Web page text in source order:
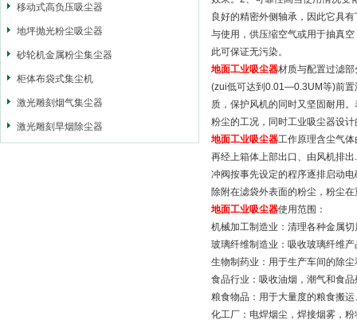
移动式高负压吸尘器
地坪抛光粉尘吸尘器
砂轮机金属粉尘集尘器
柜体布袋式集尘机
激光雕刻烟气集尘器
激光雕刻旱烟除尘器
良好的精密外侧轴承，因此它具
与使用，供压缩空气或用于抽真
此可保证无污染。
地面工业吸尘器材质与配置过滤
(zui低可达到0.01—0.3UM等)前置
质，保护风机的同时又坚固耐用
粉尘的工况，同时工业吸尘器设
地面工业吸尘器工作原理含尘气
再经上箱体上部出口、由风机排
冲阀按事先设定的程序逐排启动
除附在滤袋外表面的粉尘，粉尘
地面工业吸尘器使用范围：
机械加工制造业：清理各种金属
玻璃纤维制造业：吸收玻璃纤维
生物制药业：用于生产车间的除尘
食品行业：吸收油烟，潮气和食品
粮食物品：用于大量度的粮食搬
化工厂：电焊烟尘，焊接烟雾，